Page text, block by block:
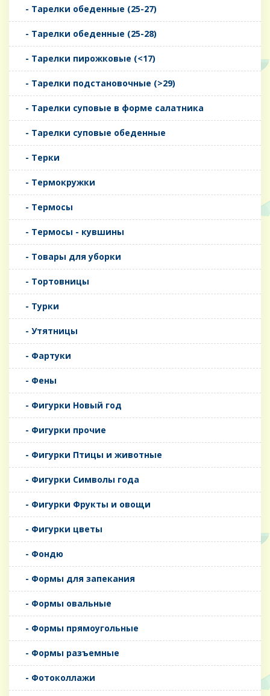
- Тарелки обеденные (25-27)
- Тарелки обеденные (25-28)
- Тарелки пирожковые (<17)
- Тарелки подстановочные (>29)
- Тарелки суповые в форме салатника
- Тарелки суповые обеденные
- Терки
- Термокружки
- Термосы
- Термосы - кувшины
- Товары для уборки
- Тортовницы
- Турки
- Утятницы
- Фартуки
- Фены
- Фигурки Новый год
- Фигурки прочие
- Фигурки Птицы и животные
- Фигурки Символы года
- Фигурки Фрукты и овощи
- Фигурки цветы
- Фондю
- Формы для запекания
- Формы овальные
- Формы прямоугольные
- Формы разъемные
- Фотоколлажи